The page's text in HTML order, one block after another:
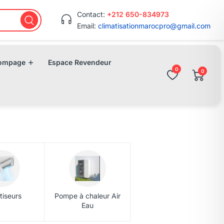
Contact: +212 650-834973
Email:climatisationmarocpro@gmail.com
Espace Revendeur
0 0
Pompe à chaleur Air
Eau